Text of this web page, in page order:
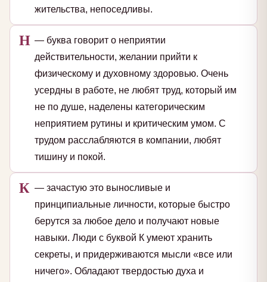
жительства, непоседливы.
Н — буква говорит о неприятии
действительности, желании прийти к
физическому и духовному здоровью. Очень
усердны в работе, не любят труд, который им
не по душе, наделены категорическим
неприятием рутины и критическим умом. С
трудом расслабляются в компании, любят
тишину и покой.
К — зачастую это выносливые и
принципиальные личности, которые быстро
берутся за любое дело и получают новые
навыки. Люди с буквой К умеют хранить
секреты, и придерживаются мысли «все или
ничего». Обладают твердостью духа и